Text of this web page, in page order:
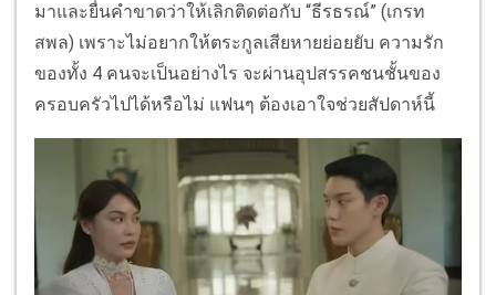
มาและยื่นคำขาดว่าให้เลิกติดต่อกับ “ธีรธรณ์” (เกรท
สพล) เพราะไม่อยากให้ตระกูลเสียหายย่อยยับ ความรัก
ของทั้ง 4 คนจะเป็นอย่างไร จะผ่านอุปสรรคชนชั้นของ
ครอบครัวไปได้หรือไม่ แฟนๆ ต้องเอาใจช่วยสัปดาห์นี้